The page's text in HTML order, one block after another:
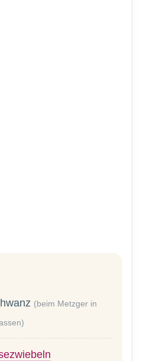
(beim Metzger in